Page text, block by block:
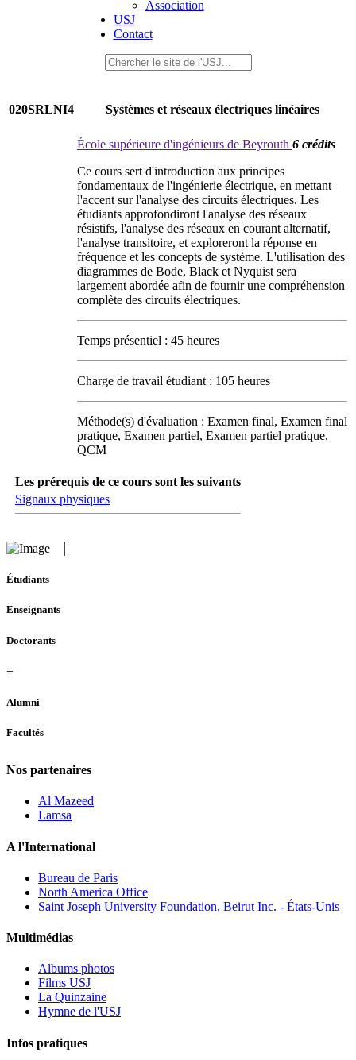
Association
USJ
Contact
020SRLNI4 Systèmes et réseaux électriques linéaires
École supérieure d'ingénieurs de Beyrouth 6 crédits
Ce cours sert d'introduction aux principes
fondamentaux de l'ingénierie électrique, en mettant
l'accent sur l'analyse des circuits électriques. Les
étudiants approfondiront l'analyse des réseaux
résistifs, l'analyse des réseaux en courant alternatif,
l'analyse transitoire, et exploreront la réponse en
fréquence et les concepts de système. L'utilisation des
diagrammes de Bode, Black et Nyquist sera
largement abordée afin de fournir une compréhension
complète des circuits électriques.
Temps présentiel : 45 heures
Charge de travail étudiant : 105 heures
Méthode(s) d'évaluation : Examen final, Examen final
pratique, Examen partiel, Examen partiel pratique,
QCM
Les prérequis de ce cours sont les suivants
Signaux physiques
Étudiants
Enseignants
Doctorants
+
Alumni
Facultés
Nos partenaires
Al Mazeed
Lamsa
A l'International
Bureau de Paris
North America Office
Saint Joseph University Foundation, Beirut Inc. - États-Unis
Multimédias
Albums photos
Films USJ
La Quinzaine
Hymne de l'USJ
Infos pratiques